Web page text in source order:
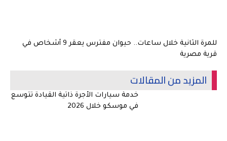
للمرة الثانية خلال ساعات.. حيوان مفترس يعقر 9 أشخاص في
قرية مصرية
المزيد من المقالات
خدمة سيارات الأجرة ذاتية القيادة تتوسع
في موسكو خلال 2026